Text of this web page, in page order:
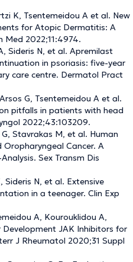
K, Tsentemeidou A et al. New
for Atopic Dermatitis: A
Med 2022;11:4974.
Sideris N, et al. Apremilast
in psoriasis: five-year
care centre. Dermatol Pract
G, Tsentemeidou A et al.
pitfalls in patients with head
2022;43:103209.
Stavrakas M, et al. Human
Oropharyngeal Cancer. A
Sex Transm Dis
Sideris N, et al. Extensive
in a teenager. Clin Exp
A, Kourouklidou A,
Development JAK Inhibitors for
J Rheumatol 2020;31 Suppl